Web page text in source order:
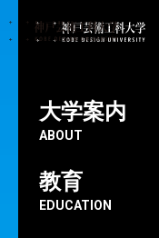
大学案内
ABOUT
教育
EDUCATION